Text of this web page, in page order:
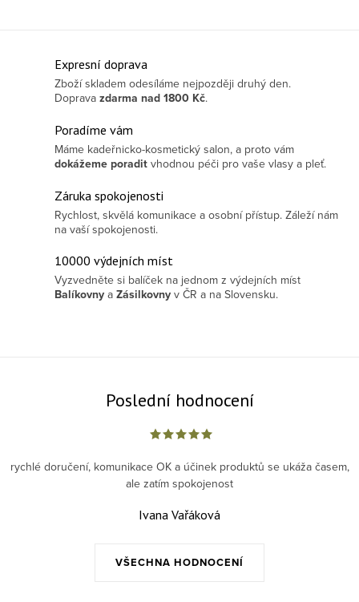
Ovládací prvky výpisu
Expresní doprava
Zboží skladem odesíláme nejpozději druhý den.
Doprava zdarma nad 1800 Kč.
Poradíme vám
Máme kadeřnicko-kosmetický salon, a proto vám
dokážeme poradit vhodnou péči pro vaše vlasy a pleť.
Záruka spokojenosti
Rychlost, skvělá komunikace a osobní přístup. Záleží nám
na vaší spokojenosti.
10000 výdejních míst
Vyzvedněte si balíček na jednom z výdejních míst
Balíkovny a Zásilkovny v ČR a na Slovensku.
Poslední hodnocení
VŠECHNA HODNOCENÍ
rychlé doručení, komunikace OK a účinek produktů se ukáža časem,
ale zatím spokojenost
Ivana Vařáková